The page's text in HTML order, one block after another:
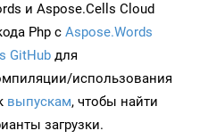
и Aspose.Cells Cloud
Php с Aspose.Words
GitHub для
использования
выпускам, чтобы найти
загрузки.